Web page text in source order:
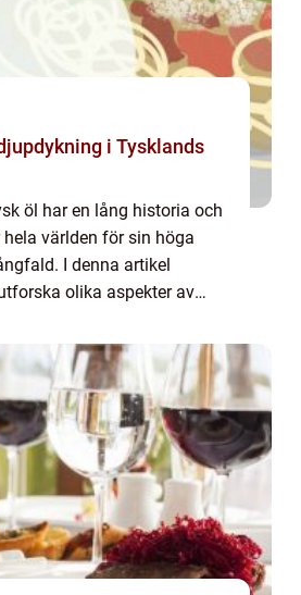
i Tysklands
öl har en lång historia och
världen för sin höga
I denna artikel
olika aspekter av
presentation av d...